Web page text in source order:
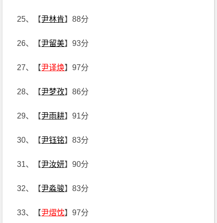
25、【尹林肯】88分
26、【尹留美】93分
27、【尹译焕】97分
28、【尹梦孜】86分
29、【尹雨耕】91分
30、【尹钰铭】83分
31、【尹汝妍】90分
32、【尹淼骏】83分
33、【尹熠忱】97分